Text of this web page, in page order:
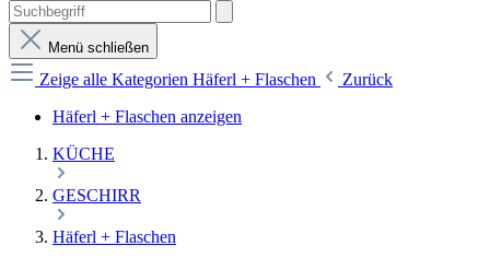
Menü schließen
Zeige alle Kategorien Häferl + Flaschen
Zurück
Häferl + Flaschen anzeigen
KÜCHE
GESCHIRR
Häferl + Flaschen